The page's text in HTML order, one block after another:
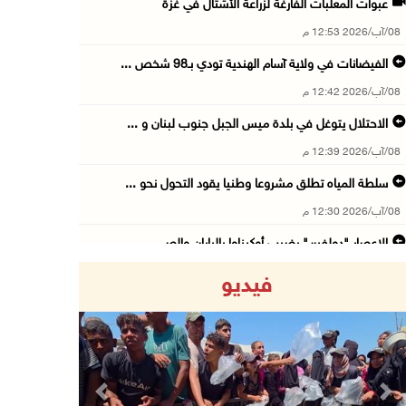
عبوات المعلبات الفارغة لزراعة الأشتال في غزة
08/آب/2026 12:53 م
الفيضانات في ولاية آسام الهندية تودي بـ98 شخص ...
08/آب/2026 12:42 م
الاحتلال يتوغل في بلدة ميس الجبل جنوب لبنان و ...
08/آب/2026 12:39 م
سلطة المياه تطلق مشروعا وطنيا يقود التحول نحو ...
08/آب/2026 12:30 م
الإعصار "دولفين" يضرب أوكيناوا باليابان والصي ...
08/آب/2026 11:44 ص
الاحتلال يواصل تجريف أراضٍ في سنجل شمال رام ...
08/آب/2026 11:35 ص
فيديو
Previous Next